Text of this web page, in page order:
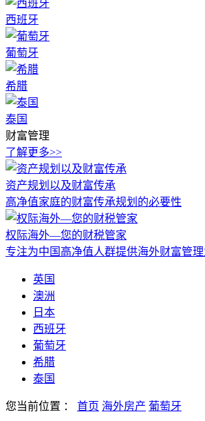
西班牙
葡萄牙
希腊
泰国
财富管理
了解更多>>
资产规划以及财富传承
高净值家庭的财富传承规划的必要性
权际海外—您的财税管家
专注为中国高净值人群提供海外财富管
英国
澳洲
日本
西班牙
葡萄牙
希腊
泰国
您当前位置 ： 首页 海外房产 葡萄牙